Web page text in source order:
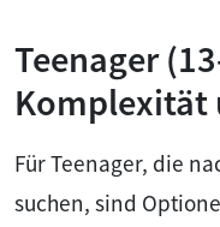
Teenager
Komplexität
Für Teenager, die
suchen, sind